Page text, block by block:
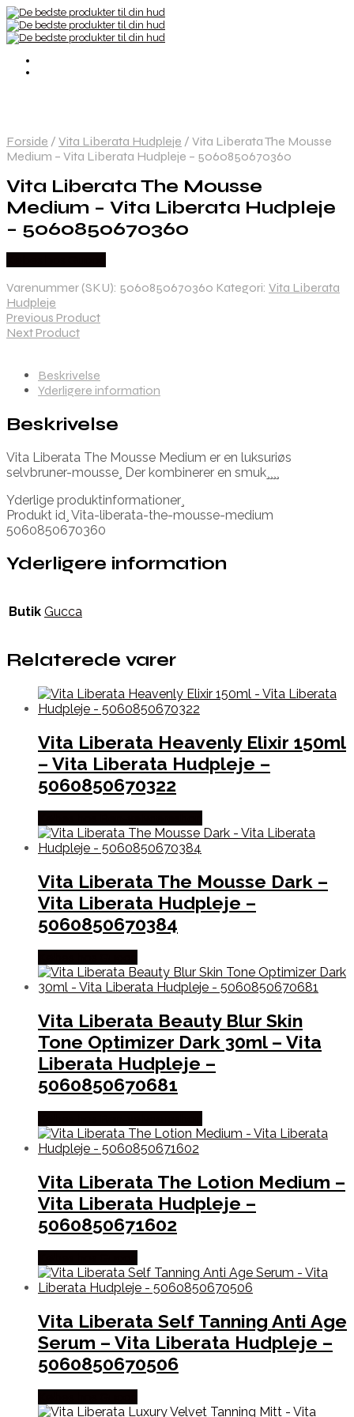
Forside / Vita Liberata Hudpleje / Vita Liberata The Mousse
Medium – Vita Liberata Hudpleje – 5060850670360
Vita Liberata The Mousse
Medium – Vita Liberata Hudpleje
– 5060850670360
Varenummer (SKU): 5060850670360 Kategori: Vita Liberata
Hudpleje
Previous Product
Next Product
Beskrivelse
Yderligere information
Beskrivelse
Vita Liberata The Mousse Medium er en luksuriøs
selvbruner-mousse¸ Der kombinerer en smuk¸¸¸¸
Yderlige produktinformationer¸
Produkt id¸ Vita-liberata-the-mousse-medium
5060850670360
Yderligere information
Butik Gucca
Relaterede varer
Vita Liberata Heavenly Elixir 150ml
– Vita Liberata Hudpleje –
5060850670322
Vita Liberata The Mousse Dark –
Vita Liberata Hudpleje –
5060850670384
Vita Liberata Beauty Blur Skin
Tone Optimizer Dark 30ml – Vita
Liberata Hudpleje –
5060850670681
Vita Liberata The Lotion Medium –
Vita Liberata Hudpleje –
5060850671602
Vita Liberata Self Tanning Anti Age
Serum – Vita Liberata Hudpleje –
5060850670506